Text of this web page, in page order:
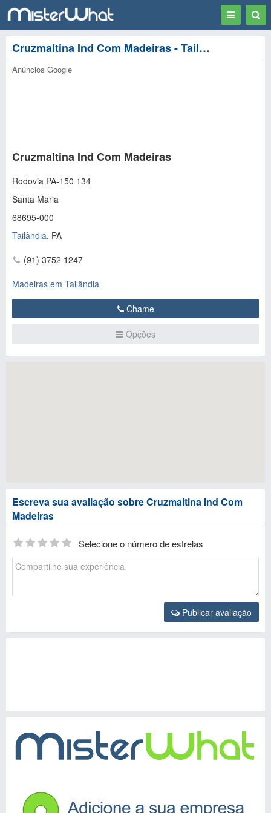
Toggle
Cruzmaltina Ind Com Madeiras - Tailândia
Anúncios Google
Cruzmaltina Ind Com Madeiras
Rodovia PA-150 134
Santa Maria
68695-000
Tailândia, PA
(91) 3752 1247
Madeiras em Tailândia
Chame
Opções
Escreva sua avaliação sobre Cruzmaltina Ind Com
Madeiras
Selecione o número de estrelas
Publicar avaliação